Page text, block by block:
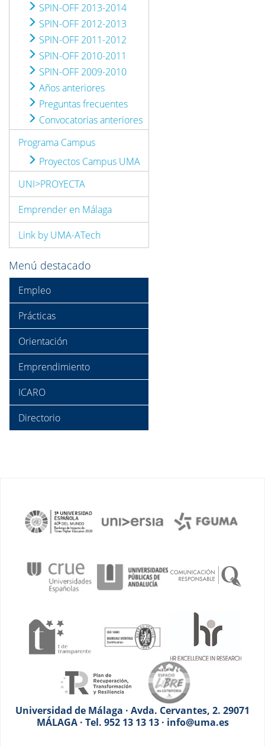
SPIN-OFF 2013-2014
SPIN-OFF 2012-2013
SPIN-OFF 2011-2012
SPIN-OFF 2010-2011
SPIN-OFF 2009-2010
Años anteriores
Preguntas frecuentes
Convocatorias anteriores
Programa Campus
Proyectos Campus UMA
UNI>PROYECTA
Emprender en Málaga
Link by UMA-ATech
Menú destacado
Empleo
Prácticas
Orientación
Emprendimiento
ICARO
Directorio
Universidad de Málaga · Avda. Cervantes, 2. 29071
MÁLAGA · Tel. 952 13 13 13 · info@uma.es